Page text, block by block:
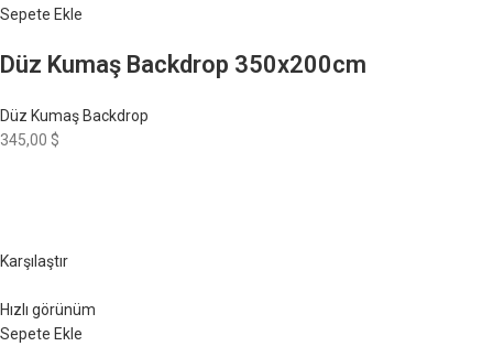
Sepete Ekle
Düz Kumaş Backdrop 350x200cm
Düz Kumaş Backdrop
345,00 $
Karşılaştır
Hızlı görünüm
Sepete Ekle